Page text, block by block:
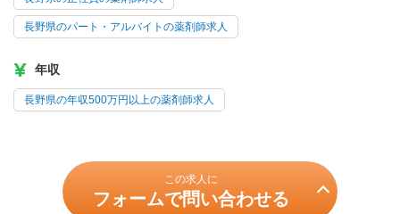
長野県のパート・アルバイトの薬剤師求人
年収
長野県の年収500万円以上の薬剤師求人
この求人に
フォームで問い合わせる